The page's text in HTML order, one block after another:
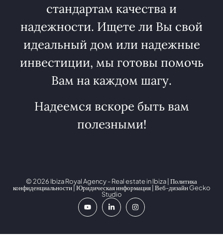
стандартам качества и
надежности. Ищете ли Вы свой
идеальный дом или надежные
инвестиции, мы готовы помочь
Вам на каждом шагу.
Надеемся вскоре быть вам
полезными!
© 2026 Ibiza Royal Agency - Real estate in Ibiza | Политика
конфиденциальности|Юридическая информация| Веб-дизайнGecko
Studio